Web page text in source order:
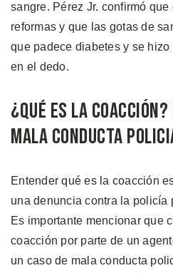
sangre. Pérez Jr. confirmó
reformas y que las gotas de
que padece diabetes y se
en el dedo.
¿Qué es la
Mala Conducta
Entender qué es la coacción
una denuncia contra la policía
Es importante mencionar que
coacción por parte de un
un caso de mala conducta